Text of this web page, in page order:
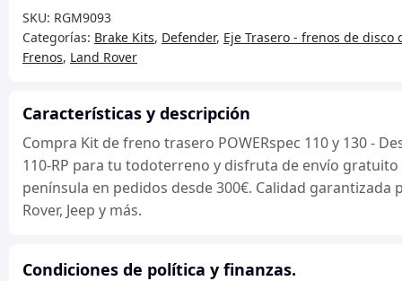
trasero
POWERspec
110
130
-
Desde
XA159807
-
cantidad
SKU: RGM9093
Categorías: Brake Kits, Defender, Eje Trasero - frenos de disco
Frenos, Land Rover
Características y descripción
Compra Kit de freno trasero POWERspec 110 y 130 -
110-RP para tu todoterreno y disfruta de envío gratuito
península en pedidos desde 300€. Calidad garantizada
Rover, Jeep y más.
Condiciones de política y finanzas.